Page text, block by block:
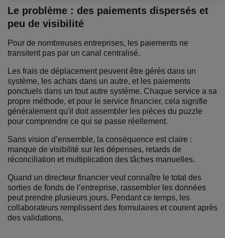
Le problème : des paiements dispersés et
peu de visibilité
Pour de nombreuses entreprises, les paiements ne
transitent pas par un canal centralisé.
Les frais de déplacement peuvent être gérés dans un
système, les achats dans un autre, et les paiements
ponctuels dans un tout autre système. Chaque service a sa
propre méthode, et pour le service financier, cela signifie
généralement qu'il doit assembler les pièces du puzzle
pour comprendre ce qui se passe réellement.
Sans vision d’ensemble, la conséquence est claire :
manque de visibilité sur les dépenses, retards de
réconciliation et multiplication des tâches manuelles.
Quand un directeur financier veut connaître le total des
sorties de fonds de l’entreprise, rassembler les données
peut prendre plusieurs jours. Pendant ce temps, les
collaborateurs remplissent des formulaires et courent après
des validations.